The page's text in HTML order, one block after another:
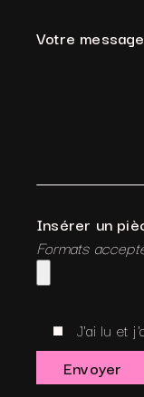
Votre message
Insérer un
Formats
J'ai lu et